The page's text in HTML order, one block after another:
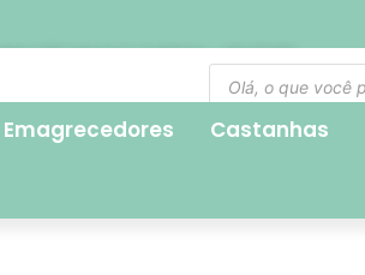
Emagrecedores Castanhas